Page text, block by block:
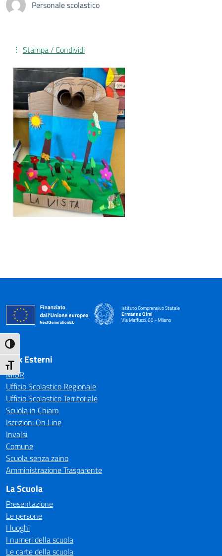
Attiva/disattiva alto contrasto
Attiva/disattiva dimensione testo
Personale scolastico
Stampa / Condividi
Istituto Comprensivo Statale
Ermanno Olmi
Via Maffucci, 60 - Milano
— Visita la pagina iniziale della scuola
Link Esterni
MIUR
Ufficio Scolastico Regionale
Ufficio Scolastico Territoriale
Scuola in Chiaro
Iscrizioni On Line
Invalsi
Comune
Scuola senza zaino
Amministrazione Trasparente
La Scuola
Presentazione
Le persone
I luoghi
I numeri della scuola
Le carte della scuola